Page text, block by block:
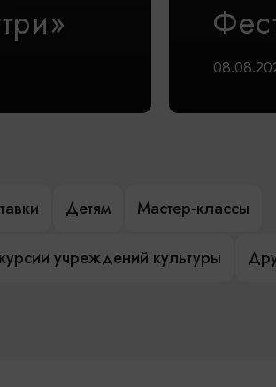
Детям Мастер-классы
учреждений культуры